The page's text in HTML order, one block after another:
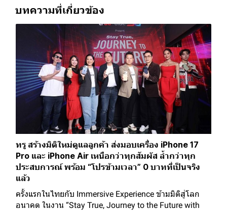
บทความที่เกี่ยวข้อง
ทรู สร้างมิติใหม่ดูแลลูกค้า ส่งมอบเครื่อง iPhone 17
Pro และ iPhone Air เหนือกว่าทุกสัมผัส ล้ำกว่าทุก
ประสบการณ์ พร้อม “โปรข้ามเวลา” 0 บาทที่เป็นจริง
แล้ว
ครั้งแรกในไทยกับ Immersive Experience ข้ามมิติสู่โลก
อนาคต ในงาน “Stay True, Journey to the Future with